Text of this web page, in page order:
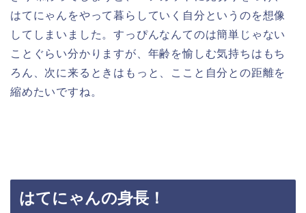
はてにゃんをやって暮らしていく自分というのを想像
してしまいました。すっぴんなんてのは簡単じゃない
ことぐらい分かりますが、年齢を愉しむ気持ちはもち
ろん、次に来るときはもっと、ここと自分との距離を
縮めたいですね。
はてにゃんの身長！